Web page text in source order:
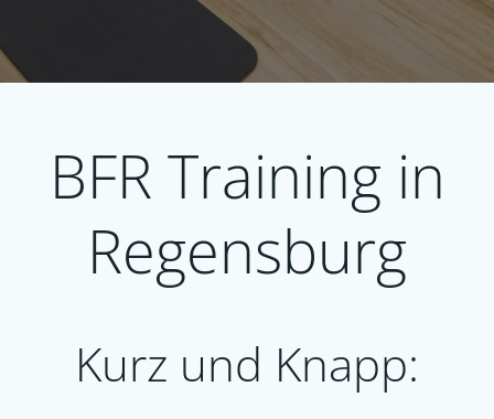
BFR Training in
Regensburg
Kurz und Knapp: